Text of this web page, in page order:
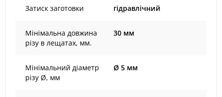
Затиск заготовки гідравлічний
Мінімальна довжина
різу в лещатах, мм.
30 мм
Мінімальний діаметр
різу Ø, мм
Ø 5 мм